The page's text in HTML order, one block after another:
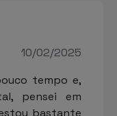
10/02/2025
tempo e,
pensei em
bastante